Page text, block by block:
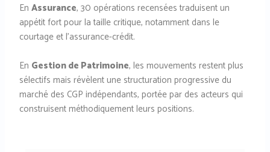
EnAssurance, 30 opérations recensées traduisent un
appétit fort pour la taille critique, notamment dans le
courtage et l’assurance-crédit.
En Gestion de Patrimoine, les mouvements restent plus
sélectifs mais révèlent une structuration progressive du
marché des CGP indépendants, portée par des acteurs qui
construisent méthodiquement leurs positions.